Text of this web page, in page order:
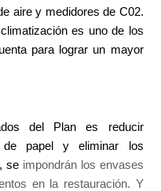
aire y medidores de C02.
es uno de los
para lograr un mayor
del Plan es reducir
de papel y eliminar los
se impondrán los envases
en la restauración. Y